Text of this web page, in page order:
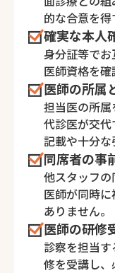
的な合意を得
確実な本人
身分証等でお
医師資格を確
医師の所属
担当医の所
代診医が交
記載や十分な
同席者の事
他スタッフの
医師が同時
ありません。
医師の研修
診察を担当
修を受講し、